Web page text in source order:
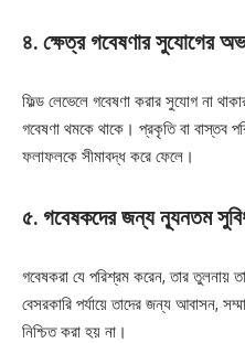
৪. ক্ষেত্র গবেষণার সুযোগের
ফিল্ড লেভেলে গবেষণা করার সুযোগ না
গবেষণা থমকে থাকে। প্রকৃতি বা বাস্তব
ফলাফলকে সীমাবদ্ধ করে ফেলে।
৫. গবেষকদের জন্য ন্যূনতম
গবেষকরা যে পরিশ্রম করেন, তার তুলনায়
বেসরকারি পর্যায়ে তাদের জন্য আবাসন,
নিশ্চিত করা হয় না।